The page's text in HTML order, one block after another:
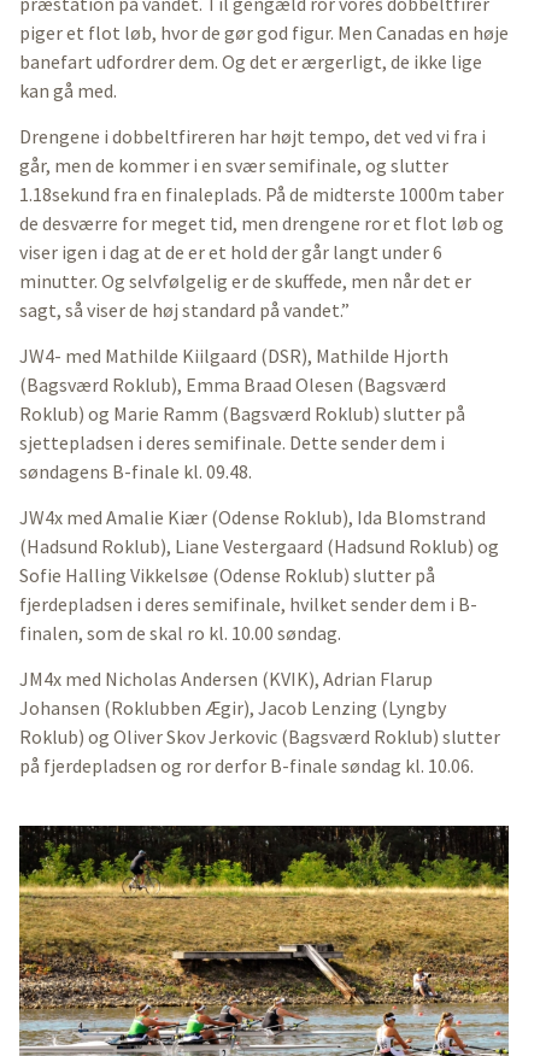
piger et flot løb, hvor de gør god figur. Men Canadas en høje
banefart udfordrer dem. Og det er ærgerligt, de ikke lige
kan gå med.
Drengene i dobbeltfireren har højt tempo, det ved vi fra i
går, men de kommer i en svær semifinale, og slutter
1.18sekund fra en finaleplads. På de midterste 1000m taber
de desværre for meget tid, men drengene ror et flot løb og
viser igen i dag at de er et hold der går langt under 6
minutter. Og selvfølgelig er de skuffede, men når det er
sagt, så viser de høj standard på vandet.”
JW4- med Mathilde Kiilgaard (DSR), Mathilde Hjorth
(Bagsværd Roklub), Emma Braad Olesen (Bagsværd
Roklub) og Marie Ramm (Bagsværd Roklub) slutter på
sjettepladsen i deres semifinale. Dette sender dem i
søndagens B-finale kl. 09.48.
JW4x med Amalie Kiær (Odense Roklub), Ida Blomstrand
(Hadsund Roklub), Liane Vestergaard (Hadsund Roklub) og
Sofie Halling Vikkelsøe (Odense Roklub) slutter på
fjerdepladsen i deres semifinale, hvilket sender dem i B-
finalen, som de skal ro kl. 10.00 søndag.
JM4x med Nicholas Andersen (KVIK), Adrian Flarup
Johansen (Roklubben Ægir), Jacob Lenzing (Lyngby
Roklub) og Oliver Skov Jerkovic (Bagsværd Roklub) slutter
på fjerdepladsen og ror derfor B-finale søndag kl. 10.06.